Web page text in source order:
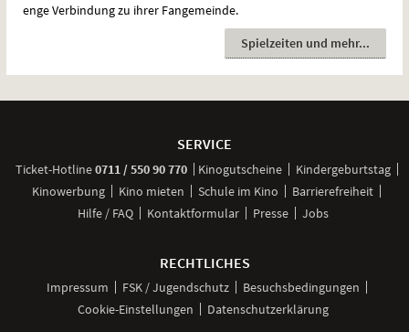
enge Verbindung zu ihrer Fangemeinde.
Spielzeiten und mehr
SERVICE
Ticket-Hotline0711 / 550 90 770anrufen
Kinogutscheine
Kindergeburtstag
Kinowerbung
Kino mieten Schule im Kino
Barrierefreiheit
Hilfe / FAQ
Kontaktformular Presse Jobs
RECHTLICHES
Impressum FSK / Jugendschutz
Besuchsbedingungen
Cookie-Einstellungen
Datenschutzerklärung